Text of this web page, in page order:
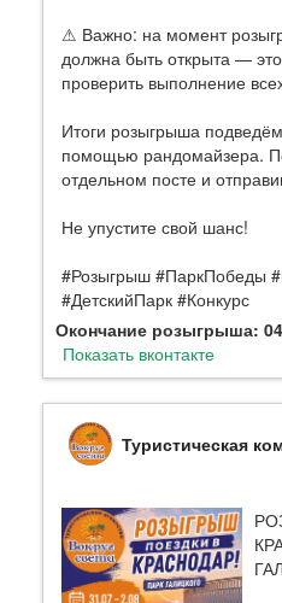
⚠ Важно: на момент
должна быть открыта —
проверить выполнение
Итоги розыгрыша
помощью рандомайзера.
отдельном посте и
Не упустите свой шанс!
#Розыгрыш #ПаркПобеды
#ДетскийПарк #Конкурс
Окончание розыгрыша:
Показать вконтакте